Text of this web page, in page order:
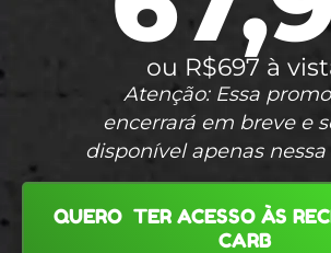
ou R$697 à
Atenção: Essa
encerrará em breve e
disponível apenas
QUERO TER ACESSO ÀS
CARB